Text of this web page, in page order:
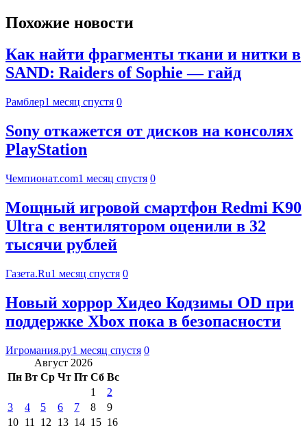
Похожие новости
Как найти фрагменты ткани и нитки в
SAND: Raiders of Sophie — гайд
Рамблер1 месяц спустя 0
Sony откажется от дисков на консолях
PlayStation
Чемпионат.com1 месяц спустя 0
Мощный игровой смартфон Redmi K90
Ultra с вентилятором оценили в 32
тысячи рублей
Газета.Ru1 месяц спустя 0
Новый хоррор Хидео Кодзимы OD при
поддержке Xbox пока в безопасности
Игромания.ру1 месяц спустя 0
Август 2026
Пн Вт Ср Чт Пт Сб Вс
1
2
3
4 5 6 7 8
9
10 11 12 13 14 15 16